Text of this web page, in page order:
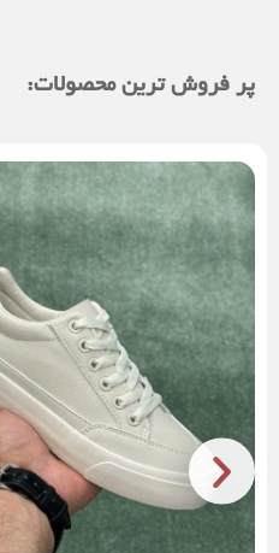
پر فروش ترین محصولات: